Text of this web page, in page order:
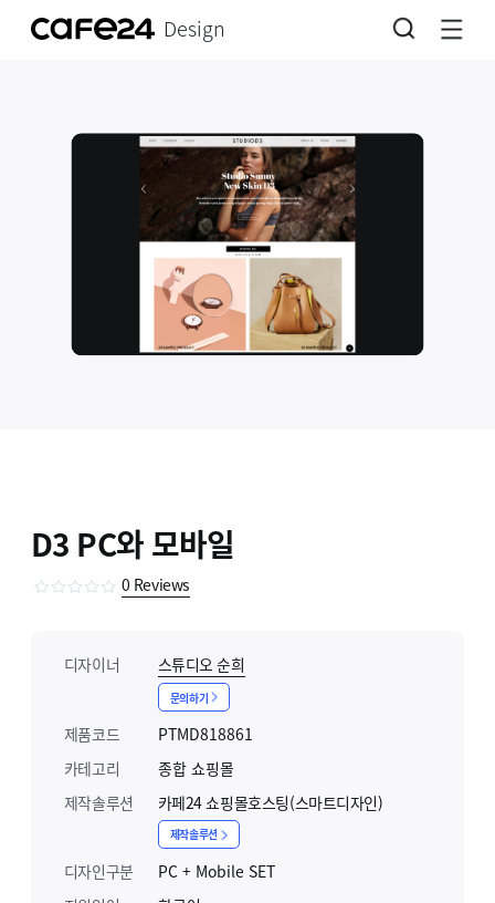
Design
D3 PC와 모바일
0 Reviews
디자이너 스튜디오 순희
문의하기
제품코드
PTMD818861
카테고리
종합 쇼핑몰
제작솔루션
카페24 쇼핑몰호스팅(스마트디자인)
제작솔루션
디자인구분
PC + Mobile SET